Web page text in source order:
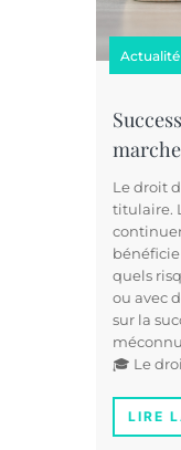
Le droit
titulaire.
quels
ou avec
sur la
🎓 Le
LIRE